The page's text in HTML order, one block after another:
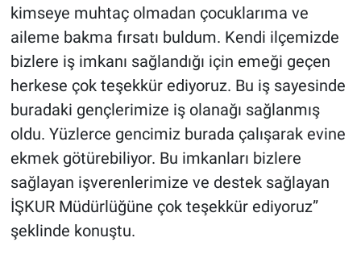
kimseye muhtaç olmadan çocuklarıma ve
aileme bakma fırsatı buldum. Kendi ilçemizde
bizlere iş imkanı sağlandığı için emeği geçen
herkese çok teşekkür ediyoruz. Bu iş sayesinde
buradaki gençlerimize iş olanağı sağlanmış
oldu. Yüzlerce gencimiz burada çalışarak evine
ekmek götürebiliyor. Bu imkanları bizlere
sağlayan işverenlerimize ve destek sağlayan
İŞKUR Müdürlüğüne çok teşekkür ediyoruz”
şeklinde konuştu.